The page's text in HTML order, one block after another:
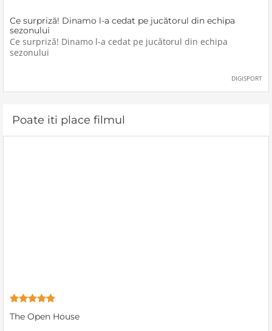
Ce surpriză! Dinamo l-a cedat pe jucătorul din echipa
sezonului
Ce surpriză! Dinamo l-a cedat pe jucătorul din echipa
sezonului
DIGISPORT
Poate iti place filmul
The Open House